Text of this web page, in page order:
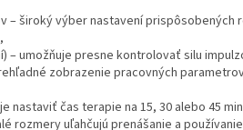
– široký výber nastavení prispôsobených
– umožňuje presne kontrolovať silu
zobrazenie pracovných
nastaviť čas terapie na 15, 30 alebo 45
rozmery uľahčujú prenášanie a